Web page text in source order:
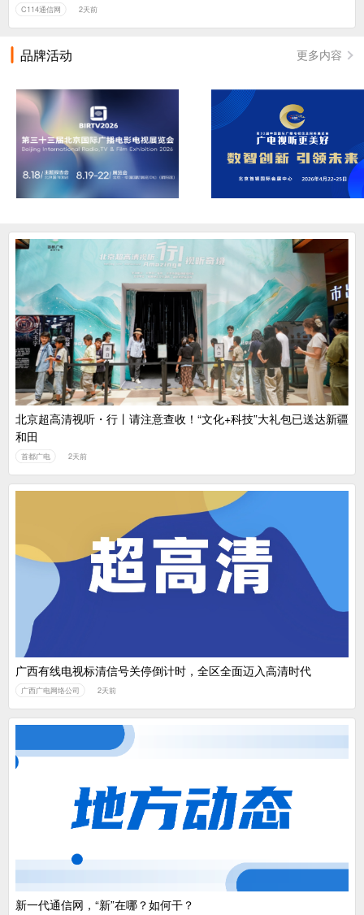
C114通信网 2天前
品牌活动 更多内容
北京超高清视听・行丨请注意查收！“文化+科技”大礼包已送达新疆
和田
首都广电 2天前
广西有线电视标清信号关停倒计时，全区全面迈入高清时代
广西广电网络公司 2天前
新一代通信网，“新”在哪？如何干？